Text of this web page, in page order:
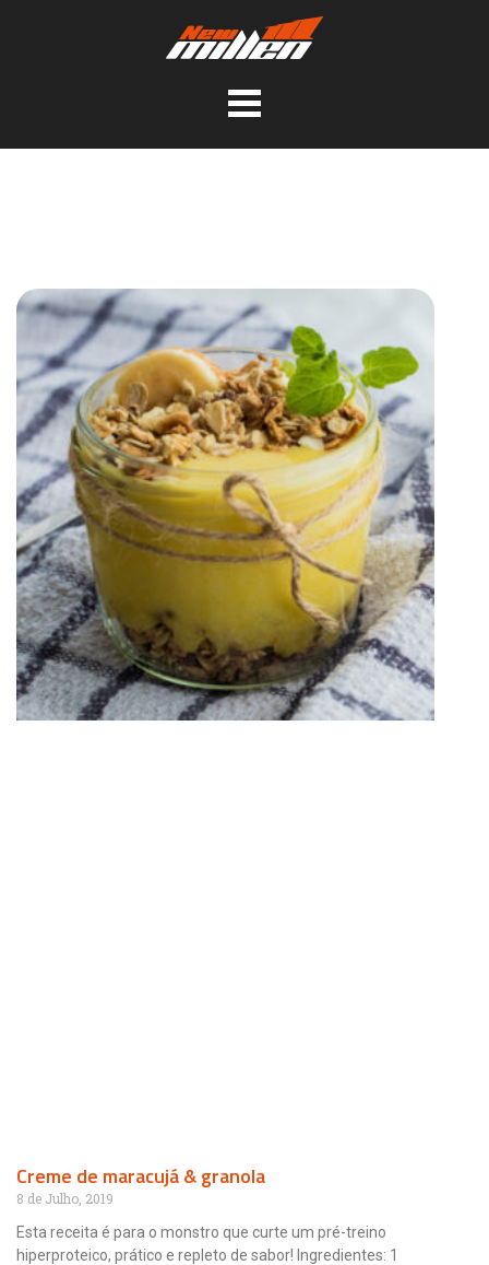
Creme de maracujá & granola
8 de Julho, 2019
Esta receita é para o monstro que curte um pré-treino
hiperproteico, prático e repleto de sabor! Ingredientes: 1